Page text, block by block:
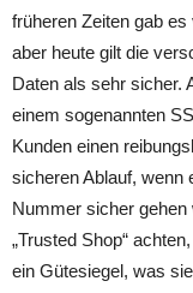
früheren Zeiten gab
aber heute gilt die
Daten als sehr sicher.
einem sogenannten
Kunden einen
sicheren Ablauf, wenn
Nummer sicher gehen
„Trusted Shop“
ein Gütesiegel, was